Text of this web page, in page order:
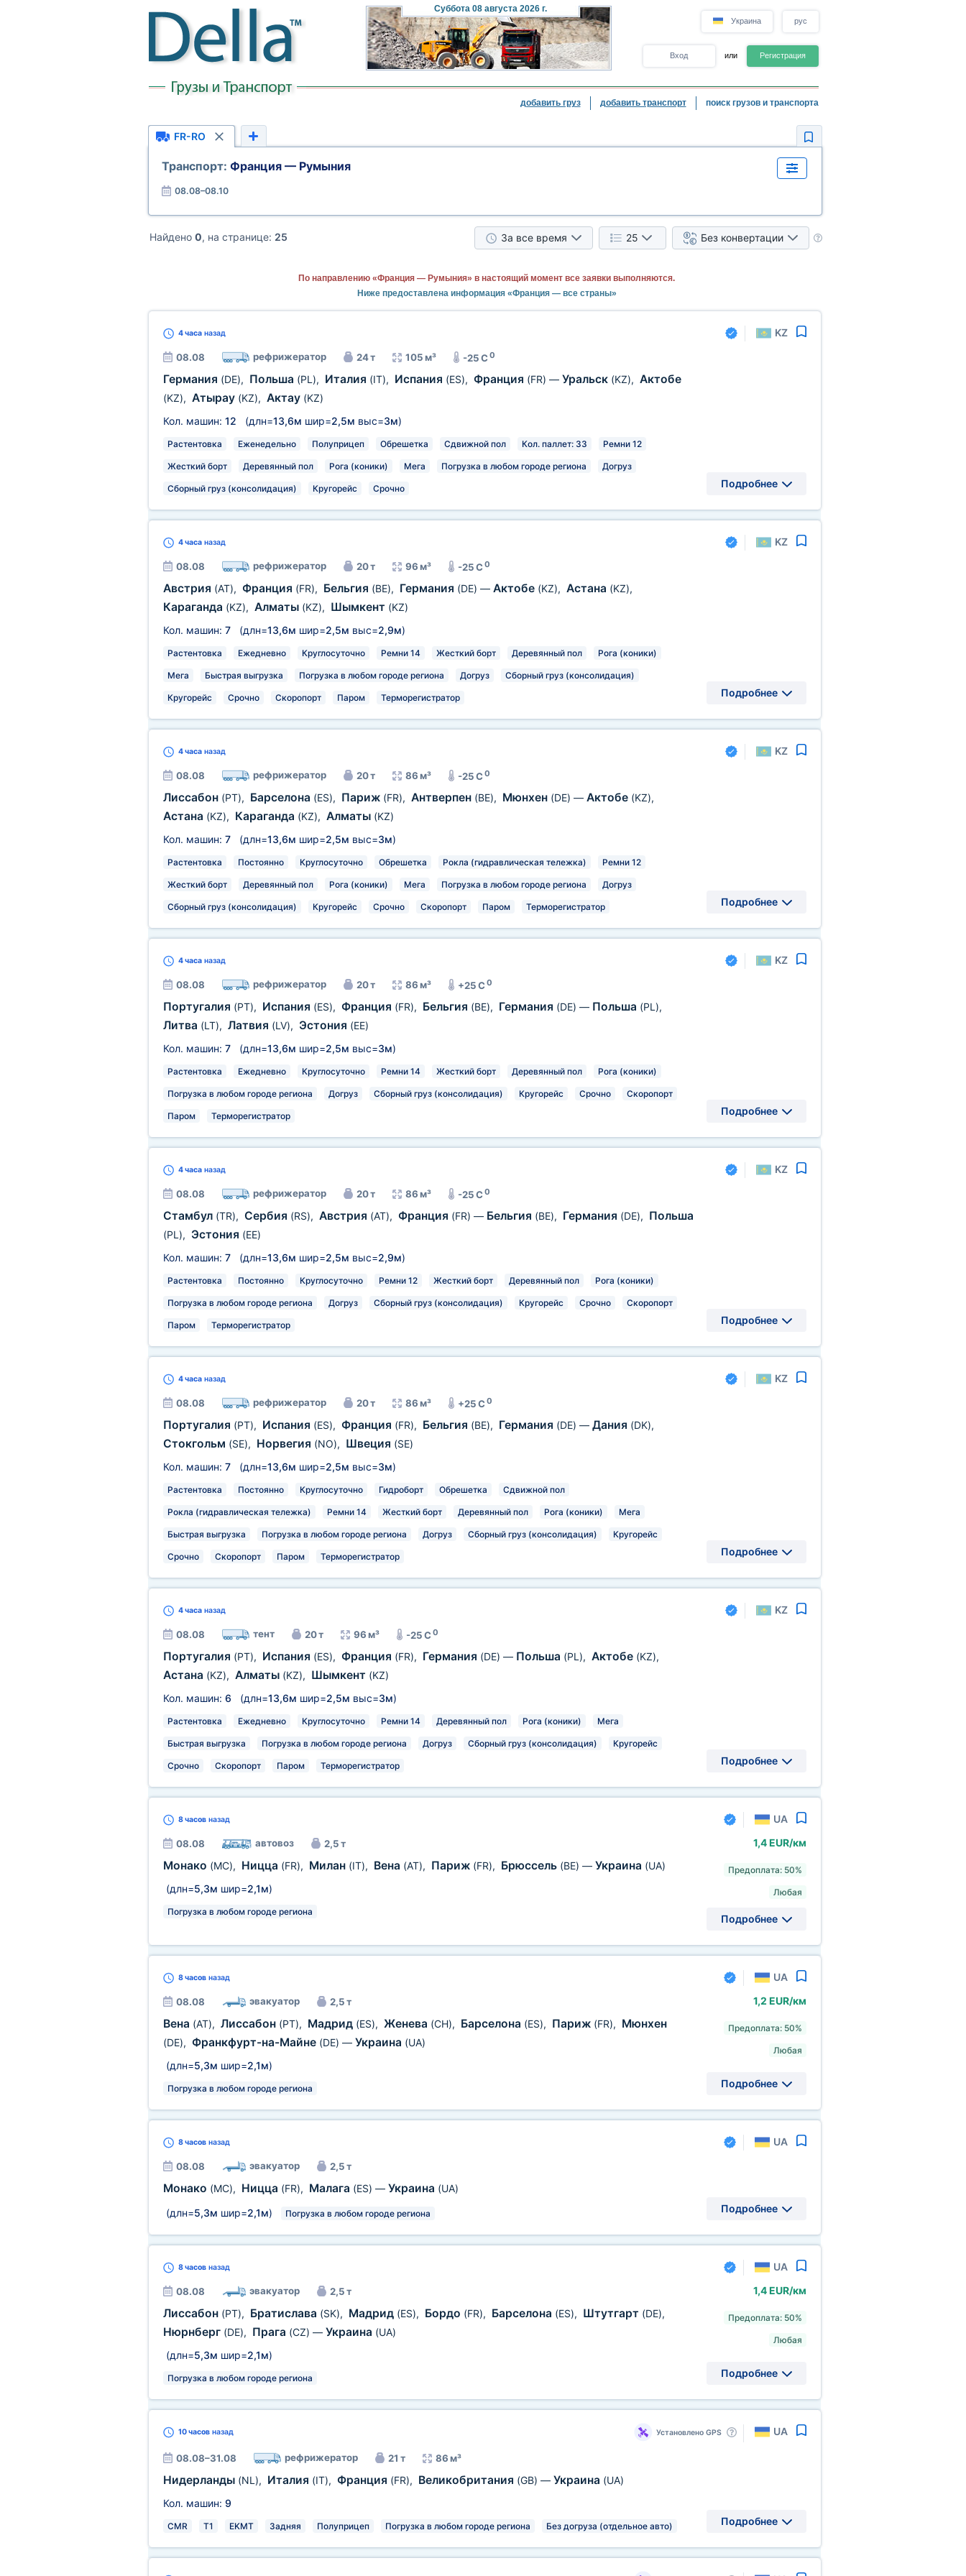
Суббота08 августа 2026 г.
Украина рус
Вход или Регистрация
добавить груз добавить транспорт поиск грузов и транспорта
FR-RO
Транспорт: Франция — Румыния
08.08–08.10
Найдено 0, на странице: 25 За все время 25 Без конвертации
По направлению «Франция — Румыния» в настоящий момент все заявки выполняются.
Ниже предоставлена информация «Франция — все страны»
4 часаназад KZ
08.08 рефрижератор 24 т 105 м³ -25 C0
Германия (DE), Польша (PL), Италия (IT), Испания (ES), Франция (FR) — Уральск (KZ), Актобе
(KZ), Атырау (KZ), Актау (KZ)
Кол. машин: 12 (длн=13,6м шир=2,5м выс=3м)
Растентовка Еженедельно Полуприцеп Обрешетка Сдвижной пол Кол. паллет: 33 Ремни 12
Жесткий борт Деревянный пол Рога (коники) Мега Погрузка в любом городе региона Догруз
Сборный груз (консолидация) Кругорейс Срочно Подробнее
4 часаназад KZ
08.08 рефрижератор 20 т 96 м³ -25 C0
Австрия (AT), Франция (FR), Бельгия (BE), Германия (DE) — Актобе (KZ), Астана (KZ),
Караганда (KZ), Алматы (KZ), Шымкент (KZ)
Кол. машин: 7(длн=13,6м шир=2,5м выс=2,9м)
Растентовка Ежедневно Круглосуточно Ремни 14 Жесткий борт Деревянный пол Рога (коники)
Мега Быстрая выгрузка Погрузка в любом городе региона Догруз Сборный груз (консолидация)
Кругорейс Срочно Скоропорт Паром Терморегистратор Подробнее
4 часаназад KZ
08.08 рефрижератор 20 т 86 м³ -25 C0
Лиссабон (PT), Барселона (ES), Париж (FR), Антверпен (BE), Мюнхен (DE) — Актобе (KZ),
Астана (KZ), Караганда (KZ), Алматы (KZ)
Кол. машин: 7(длн=13,6м шир=2,5м выс=3м)
Растентовка Постоянно Круглосуточно Обрешетка Рокла (гидравлическая тележка) Ремни 12
Жесткий борт Деревянный пол Рога (коники) Мега Погрузка в любом городе региона Догруз
Сборный груз (консолидация) Кругорейс Срочно Скоропорт Паром Терморегистратор Подробнее
4 часаназад KZ
08.08 рефрижератор 20 т 86 м³ +25 C0
Португалия (PT), Испания (ES), Франция (FR), Бельгия (BE), Германия (DE) — Польша (PL),
Литва (LT), Латвия (LV), Эстония (EE)
Кол. машин: 7(длн=13,6м шир=2,5м выс=3м)
Растентовка Ежедневно Круглосуточно Ремни 14 Жесткий борт Деревянный пол Рога (коники)
Погрузка в любом городе региона Догруз Сборный груз (консолидация) Кругорейс Срочно Скоропорт
Паром Терморегистратор Подробнее
4 часаназад KZ
08.08 рефрижератор 20 т 86 м³ -25 C0
Стамбул (TR), Сербия (RS), Австрия (AT), Франция (FR) — Бельгия (BE), Германия (DE), Польша
(PL), Эстония (EE)
Кол. машин: 7(длн=13,6м шир=2,5м выс=2,9м)
Растентовка Постоянно Круглосуточно Ремни 12 Жесткий борт Деревянный пол Рога (коники)
Погрузка в любом городе региона Догруз Сборный груз (консолидация) Кругорейс Срочно Скоропорт
Паром Терморегистратор Подробнее
4 часаназад KZ
08.08 рефрижератор 20 т 86 м³ +25 C0
Португалия (PT), Испания (ES), Франция (FR), Бельгия (BE), Германия (DE) — Дания (DK),
Стокгольм (SE), Норвегия (NO), Швеция (SE)
Кол. машин: 7(длн=13,6м шир=2,5м выс=3м)
Растентовка Постоянно Круглосуточно Гидроборт Обрешетка Сдвижной пол
Рокла (гидравлическая тележка) Ремни 14 Жесткий борт Деревянный пол Рога (коники) Мега
Быстрая выгрузка Погрузка в любом городе региона Догруз Сборный груз (консолидация) Кругорейс
Срочно Скоропорт Паром Терморегистратор Подробнее
4 часаназад KZ
08.08 тент 20 т 96 м³ -25 C0
Португалия (PT), Испания (ES), Франция (FR), Германия (DE) — Польша (PL), Актобе (KZ),
Астана (KZ), Алматы (KZ), Шымкент (KZ)
Кол. машин: 6 (длн=13,6м шир=2,5м выс=3м)
Растентовка Ежедневно Круглосуточно Ремни 14 Деревянный пол Рога (коники) Мега
Быстрая выгрузка Погрузка в любом городе региона Догруз Сборный груз (консолидация) Кругорейс
Срочно Скоропорт Паром Терморегистратор Подробнее
8 часовназад UA
08.08 автовоз 2,5 т
Монако (MC), Ницца (FR), Милан (IT), Вена (AT), Париж (FR), Брюссель (BE) — Украина (UA)
(длн=5,3м шир=2,1м)
Погрузка в любом городе региона
1,4 EUR/км
Предоплата: 50%
Любая
Подробнее
8 часовназад UA
08.08 эвакуатор 2,5 т
Вена (AT), Лиссабон (PT), Мадрид (ES), Женева (CH), Барселона (ES), Париж (FR), Мюнхен
(DE), Франкфурт-на-Майне (DE) — Украина (UA)
(длн=5,3м шир=2,1м)
Погрузка в любом городе региона
1,2 EUR/км
Предоплата: 50%
Любая
Подробнее
8 часовназад UA
08.08 эвакуатор 2,5 т
Монако (MC), Ницца (FR), Малага (ES) — Украина (UA)
(длн=5,3м шир=2,1м) Погрузка в любом городе региона Подробнее
8 часовназад UA
08.08 эвакуатор 2,5 т
Лиссабон (PT), Братислава (SK), Мадрид (ES), Бордо (FR), Барселона (ES), Штутгарт (DE),
Нюрнберг (DE), Прага (CZ) — Украина (UA)
(длн=5,3м шир=2,1м)
Погрузка в любом городе региона
1,4 EUR/км
Предоплата: 50%
Любая
Подробнее
10 часовназад Установлено GPS UA
08.08–31.08 рефрижератор 21 т 86 м³
Нидерланды (NL), Италия (IT), Франция (FR), Великобритания (GB) — Украина (UA)
Кол. машин: 9
CMR T1 EKMT Задняя Полуприцеп Погрузка в любом городе региона Без догруза (отдельное авто) Подробнее